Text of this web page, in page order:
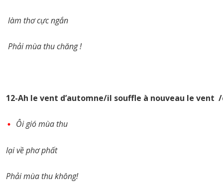
làm thơ cực ngắn
Phải mùa thu chăng !
12-Ah le vent d’automne/il souffle à nouveau le vent /
Ôi gió mùa thu
lại về phơ phất
Phải mùa thu không!